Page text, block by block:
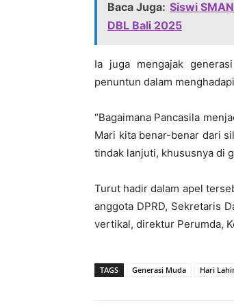
Baca Juga: Siswi
DBL Bali 2025
Ia juga mengajak
penuntun dalam
“Bagaimana Pancasila
Mari kita benar-benar dari
tindak lanjuti, khususnya di
Turut hadir dalam apel
anggota DPRD, Sekretaris
vertikal, direktur Perumda,
TAGS Generasi Muda Hari